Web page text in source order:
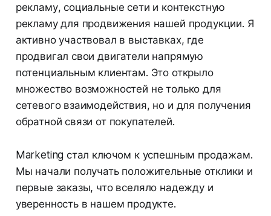
рекламу, социальные сети и контекстную
рекламу для продвижения нашей продукции. Я
активно участвовал в выставках, где
продвигал свои двигатели напрямую
потенциальным клиентам. Это открыло
множество возможностей не только для
сетевого взаимодействия, но и для получения
обратной связи от покупателей.
Marketing стал ключом к успешным продажам.
Мы начали получать положительные отклики и
первые заказы, что вселяло надежду и
уверенность в нашем продукте.